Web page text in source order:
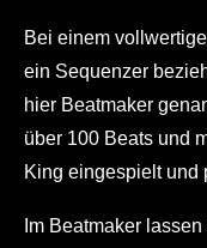
Bei einem
ein Sequenzer
hier Beatmaker
über 100 Beats und
King eingespielt und
Im Beatmaker